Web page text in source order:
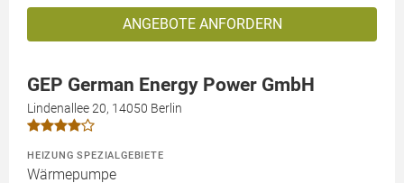
ANGEBOTE ANFORDERN
GEP German Energy Power GmbH
Lindenallee 20, 14050 Berlin
HEIZUNG SPEZIALGEBIETE
Wärmepumpe